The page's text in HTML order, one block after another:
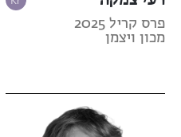
פרס קריל 2025
מכון ויצמן